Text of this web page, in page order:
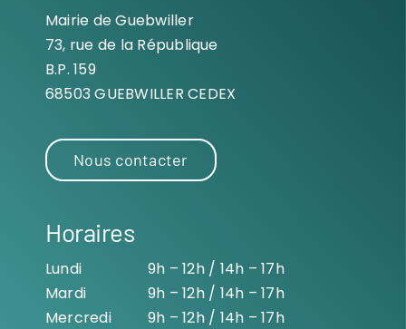
Mairie de Guebwiller
73, rue de la République
B.P. 159
68503 GUEBWILLER CEDEX
Nous contacter
Horaires
Lundi
9h – 12h / 14h – 17h
Mardi
9h – 12h / 14h – 17h
Mercredi
9h – 12h / 14h – 17h